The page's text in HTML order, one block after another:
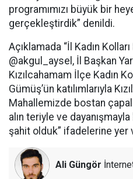
programımızı büyük bir
gerçekleştirdik” denildi.
Açıklamada “İl Kadın Kolları
@akgul_aysel, İl Başkan
Kızılcahamam İlçe Kadın
Gümüş’ün katılımlarıyla
Mahallemizde bostan
alın teriyle ve
şahit olduk” ifadelerine yer
Ali Güngör